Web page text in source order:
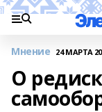
Мнение 24 МАРТА
О